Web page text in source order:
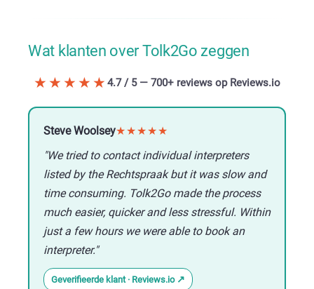
Wat klanten over Tolk2Go zeggen
★★★★★ 4.7 / 5 — 700+ reviews op Reviews.io
Steve Woolsey★★★★★
"We tried to contact individual interpreters
listed by the Rechtspraak but it was slow and
time consuming. Tolk2Go made the process
much easier, quicker and less stressful. Within
just a few hours we were able to book an
interpreter."
Geverifieerde klant · Reviews.io